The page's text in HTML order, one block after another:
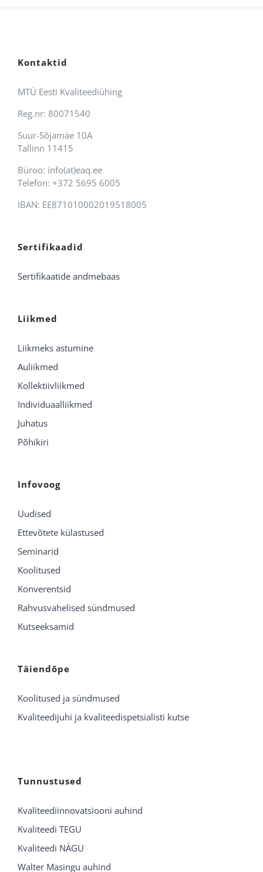
Kontaktid
MTÜ Eesti Kvaliteediühing
Reg.nr: 80071540
Suur-Sõjamäe 10A
Tallinn 11415
Büroo: info(at)eaq.ee
Telefon: +372 5695 6005
IBAN: EE871010002019518005
Sertifikaadid
Sertifikaatide andmebaas
Liikmed
Liikmeks astumine
Auliikmed
Kollektiivliikmed
Individuaalliikmed
Juhatus
Põhikiri
Infovoog
Uudised
Ettevõtete külastused
Seminarid
Koolitused
Konverentsid
Rahvusvahelised sündmused
Kutseeksamid
Täiendõpe
Koolitused ja sündmused
Kvaliteedijuhi ja kvaliteedispetsialisti kutse
Tunnustused
Kvaliteediinnovatsiooni auhind
Kvaliteedi TEGU
Kvaliteedi NÄGU
Walter Masingu auhind